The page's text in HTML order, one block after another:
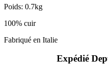
Poids: 0.7kg
100% cuir
Fabriqué en Italie
Expédié